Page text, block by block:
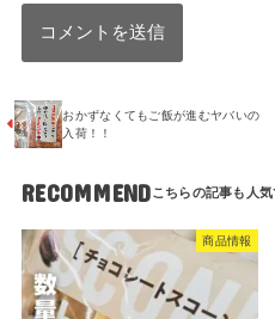
おかずなくてもご飯が進むヤバいの
入荷！！
RECOMMEND
商品情報